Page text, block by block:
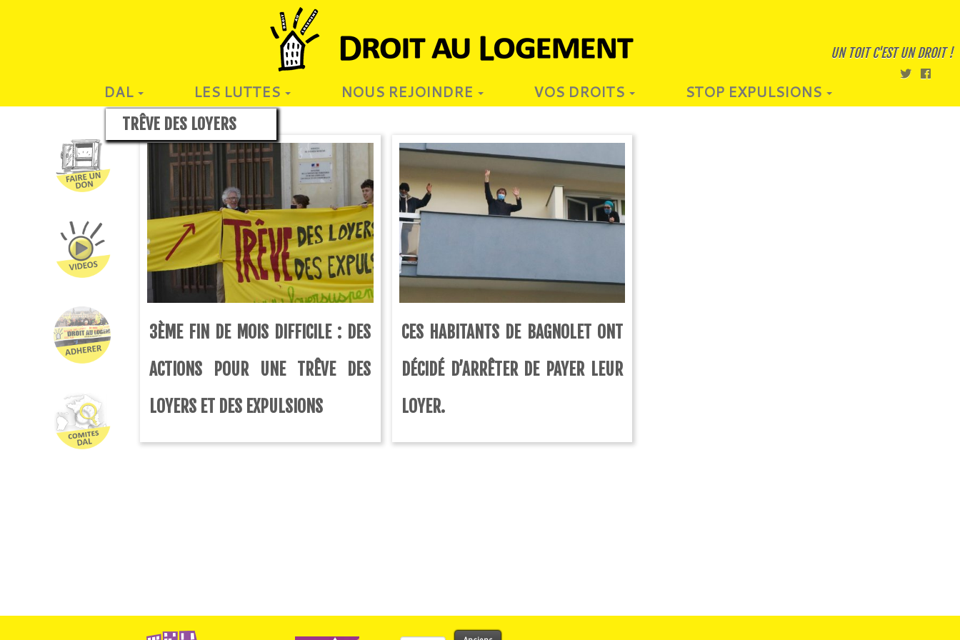
UN TOIT C'EST UN DROIT !
DAL LES LUTTES NOUS REJOINDRE VOS DROITS STOP EXPULSIONS
TRÊVE DES LOYERS
3ÈME FIN DE MOIS DIFFICILE : DES
ACTIONS POUR UNE TRÊVE DES
LOYERS ET DES EXPULSIONS
CES HABITANTS DE BAGNOLET ONT
DÉCIDÉ D’ARRÊTER DE PAYER LEUR
LOYER.